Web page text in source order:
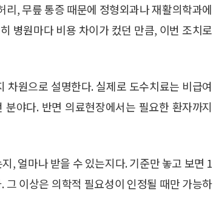
, 무릎 통증 때문에 정형외과나 재활의학과에
병원마다 비용 차이가 컸던 만큼, 이번 조치로
원으로 설명한다. 실제로 도수치료는 비급여
야다. 반면 의료현장에서는 필요한 환자까지
, 얼마나 받을 수 있는지다. 기준만 놓고 보면 1
이상은 의학적 필요성이 인정될 때만 가능하